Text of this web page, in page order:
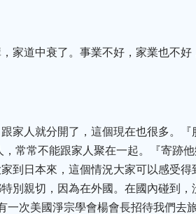
家道中衰了。事業不好，家業也不
家人就分開了，這個現在也很多。
常常不能跟家人聚在一起。『寄跡他
到日本來，這個情況大家可以感受
別親切，因為在外國。在國內碰到
次美國淨宗學會楊會長招待我們去